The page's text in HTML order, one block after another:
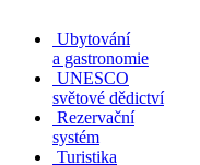
Ubytování
a gastronomie
UNESCO
světové dědictví
Rezervační
systém
Turistika